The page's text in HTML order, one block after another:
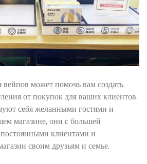
может помочь вам создать
от покупок для ваших клиентов.
себя желанными гостями и
магазине, они с большей
клиентами и
своим друзьям и семье.